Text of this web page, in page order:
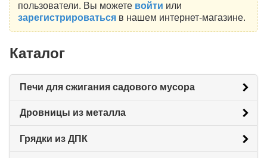
пользователи. Вы можете войти или
зарегистрироватьсяв нашем интернет-магазине.
Каталог
Печи для сжигания садового мусора
Дровницы из металла
Грядки из ДПК